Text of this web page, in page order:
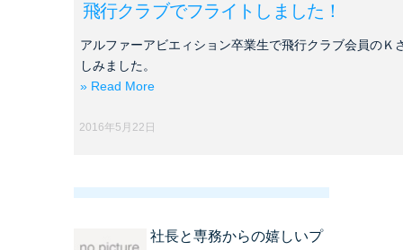
飛行クラブでフライトしました！
アルファーアビエィション卒業生で飛行クラブ会員のＫ
しみました。
» Read More
2016年5月22日
社長と専務からの嬉しいプ